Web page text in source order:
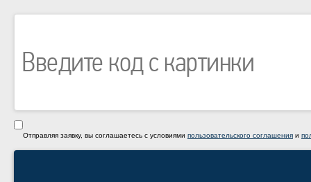
Отправляя заявку, вы соглашаетесь с условиями пользовательского соглашения и